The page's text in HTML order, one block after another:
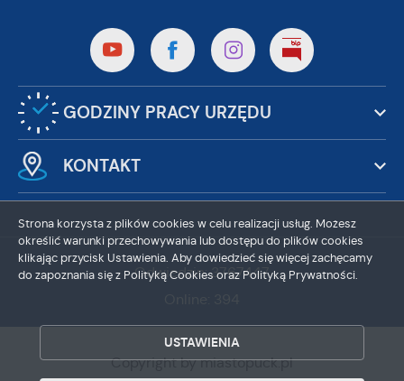
GODZINY PRACY URZĘDU
KONTAKT
Odwiedzin: 3767447
Copyright by miastopuck.pl
Strona korzysta z plików cookies w celu realizacji usług. Możesz
określić warunki przechowywania lub dostępu do plików cookies
klikając przycisk Ustawienia. Aby dowiedzieć się więcej zachęcamy
do zapoznania się z Polityką Cookies oraz Polityką Prywatności.
USTAWIENIA
ZEZWÓL NA WSZYSTKIE